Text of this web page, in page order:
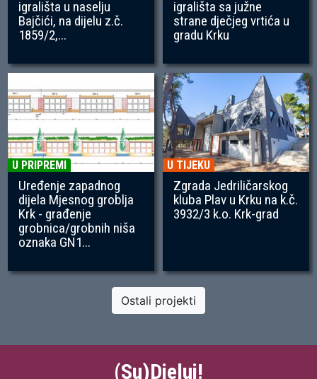
igrališta u naselju
Bajčići, na dijelu z.č.
1859/2,...
igrališta sa južne
strane dječjeg vrtića u
gradu Krku
U PRIPREMI
Uređenje zapadnog
dijela Mjesnog groblja
Krk - građenje
grobnica/grobnih niša
oznaka GN1...
U TIJEKU
Zgrada Jedriličarskog
kluba Plav u Krku na k.č.
3932/3 k.o. Krk-grad
Ostali projekti
(Su)Djeluj!